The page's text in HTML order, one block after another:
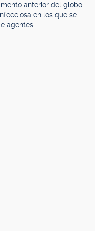
anterior del globo
en los que se
agentes